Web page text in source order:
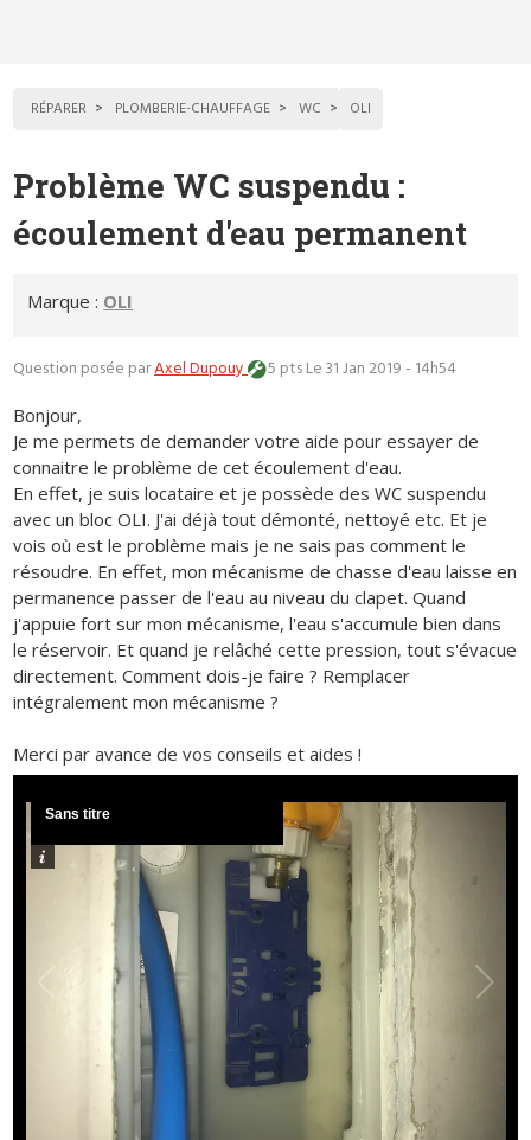
RÉPARER PLOMBERIE-CHAUFFAGE WC OLI
Problème WC suspendu :
écoulement d'eau permanent
Marque : OLI
Question posée parAxel Dupouy 5 ptsLe 31 Jan 2019 - 14h54
Bonjour,
Je me permets de demander votre aide pour essayer de
connaitre le problème de cet écoulement d'eau.
En effet, je suis locataire et je possède des WC suspendu
avec un bloc OLI. J'ai déjà tout démonté, nettoyé etc. Et je
vois où est le problème mais je ne sais pas comment le
résoudre. En effet, mon mécanisme de chasse d'eau laisse en
permanence passer de l'eau au niveau du clapet. Quand
j'appuie fort sur mon mécanisme, l'eau s'accumule bien dans
le réservoir. Et quand je relâché cette pression, tout s'évacue
directement. Comment dois-je faire ? Remplacer
intégralement mon mécanisme ?
Merci par avance de vos conseils et aides !
Sans titre